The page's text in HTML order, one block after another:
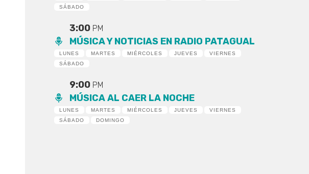
SÁBADO
3:00 PM
MÚSICA Y NOTICIAS EN RADIO PATAGUAL
LUNES MARTES MIÉRCOLES JUEVES
VIERNES
SÁBADO
9:00 PM
MÚSICA AL CAER LA NOCHE
LUNES MARTES MIÉRCOLES JUEVES
VIERNES
SÁBADO
DOMINGO